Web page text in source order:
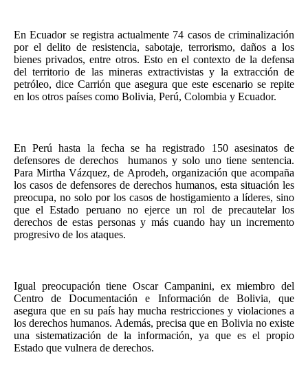
En Ecuador se registra actualmente 74 casos de criminalización
por el delito de resistencia, sabotaje, terrorismo, daños a los
bienes privados, entre otros. Esto en el contexto de la defensa
del territorio de las mineras extractivistas y la extracción de
petróleo, dice Carrión que asegura que este escenario se repite
en los otros países como Bolivia, Perú, Colombia y Ecuador.
En Perú hasta la fecha se ha registrado 150 asesinatos de
defensores de derechos humanos y solo uno tiene sentencia.
Para Mirtha Vázquez, de Aprodeh, organización que acompaña
los casos de defensores de derechos humanos, esta situación les
preocupa, no solo por los casos de hostigamiento a líderes, sino
que el Estado peruano no ejerce un rol de precautelar los
derechos de estas personas y más cuando hay un incremento
progresivo de los ataques.
Igual preocupación tiene Oscar Campanini, ex miembro del
Centro de Documentación e Información de Bolivia, que
asegura que en su país hay mucha restricciones y violaciones a
los derechos humanos. Además, precisa que en Bolivia no existe
una sistematización de la información, ya que es el propio
Estado que vulnera de derechos.